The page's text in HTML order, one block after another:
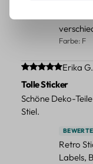
Farbe: F
Durchschnittliche
Erika G.
Tolle Sticker
Schöne Deko-
Stiel.
Retro
Labels,